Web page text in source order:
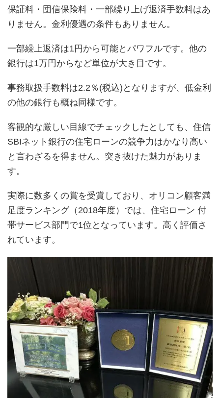
保証料・団信保険料・一部繰り上げ返済手数料はあ
りません。金利優遇の条件もありません。
一部繰上返済は1円から可能とパワフルです。他の
銀行は1万円からなど単位が大き目です。
事務取扱手数料は2.2％(税込)となりますが、低金利
の他の銀行も概ね同様です。
客観的な厳しい目線でチェックしたとしても、住信
SBIネット銀行の住宅ローンの競争力はかなり高い
と言わざるを得ません。突き抜けた魅力がありま
す。
実際に数多くの賞を受賞しており、オリコン顧客満
足度ランキング（2018年度）では、住宅ローン 付
帯サービス部門で1位となっています。高く評価さ
れています。